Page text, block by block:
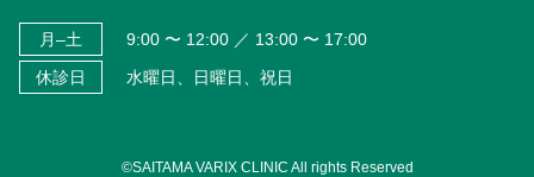
月–土
9:00 〜 12:00 ／ 13:00 〜 17:00
休診日
水曜日、日曜日、祝日
©SAITAMA VARIX CLINIC All rights Reserved